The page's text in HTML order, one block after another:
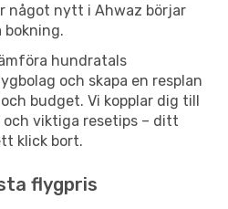
något nytt i Ahwaz börjar
bokning.
hundratals
och skapa en resplan
budget. Vi kopplar dig till
viktiga resetips – ditt
klick bort.
flygpris